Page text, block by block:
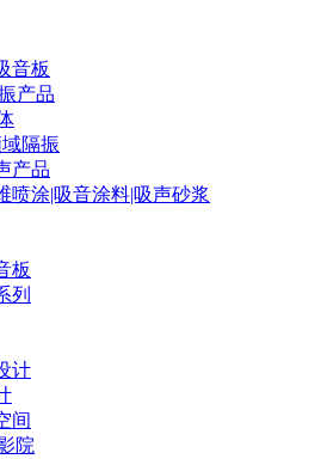
音板
产品
隔振
产品
喷涂|吸音涂料|吸声砂浆
板
列
计
间
院